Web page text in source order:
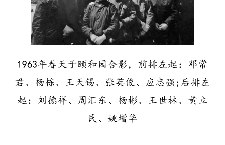
1963年春天于颐和园合影，前排左起：邓常
君、杨栋、王天锡、张英俊、应忠强;后排左
起：刘德祥、周汇东、杨彬、王世林、黄立
民、姚增华